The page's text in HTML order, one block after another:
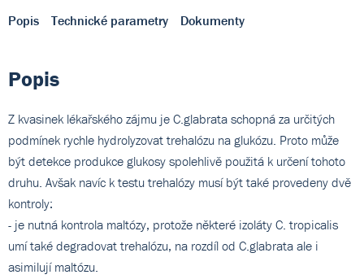
Popis Technické parametry Dokumenty
Popis
Z kvasinek lékařského zájmu je C.glabrata schopná za určitých
podmínek rychle hydrolyzovat trehalózu na glukózu. Proto může
být detekce produkce glukosy spolehlivě použitá k určení tohoto
druhu. Avšak navíc k testu trehalózy musí být také provedeny dvě
kontroly:
- je nutná kontrola maltózy, protože některé izoláty C. tropicalis
umí také degradovat trehalózu, na rozdíl od C.glabrata ale i
asimilují maltózu.